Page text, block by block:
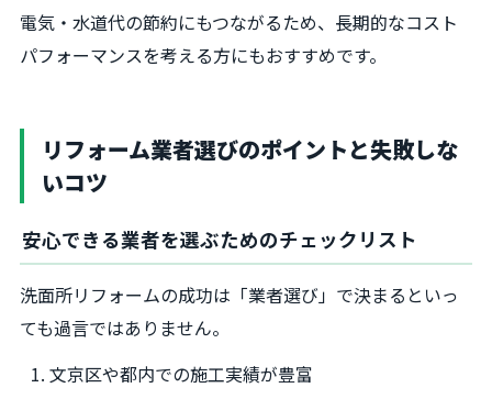
電気・水道代の節約にもつながるため、長期的なコスト
パフォーマンスを考える方にもおすすめです。
リフォーム業者選びのポイントと失敗しな
いコツ
安心できる業者を選ぶためのチェックリスト
洗面所リフォームの成功は「業者選び」で決まるといっ
ても過言ではありません。
文京区や都内での施工実績が豊富